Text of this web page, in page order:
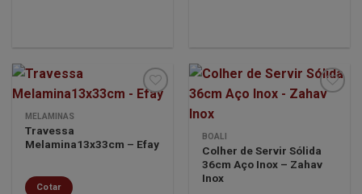
lista de
MELAMINAS
Travessa
Melamina13x33cm – Efay
Cotar
lista de
desejos
BOALI
Colher de Servir Sólida
36cm Aço Inox – Zahav
Inox